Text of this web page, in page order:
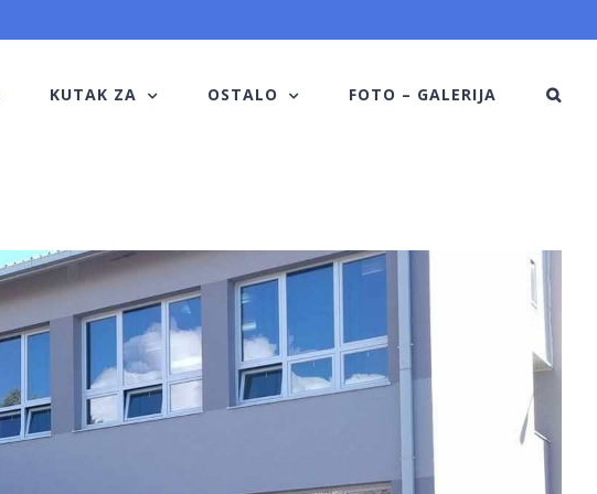
KUTAK ZA OSTALO FOTO – GALERIJA